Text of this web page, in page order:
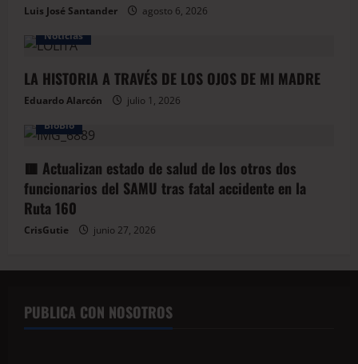
Luis José Santander
agosto 6, 2026
Noticias
LA HISTORIA A TRAVÉS DE LOS OJOS DE MI MADRE
Eduardo Alarcón
julio 1, 2026
BioBio
🟥 Actualizan estado de salud de los otros dos
funcionarios del SAMU tras fatal accidente en la
Ruta 160
CrisGutie junio 27, 2026
PUBLICA CON NOSOTROS